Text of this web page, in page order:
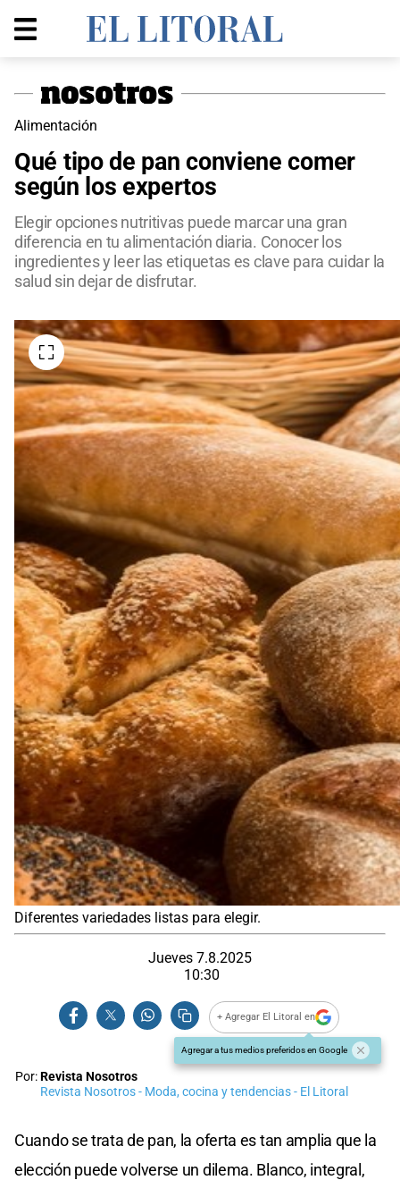
Alimentación
Qué tipo de pan conviene comer
según los expertos
Elegir opciones nutritivas puede marcar una gran
diferencia en tu alimentación diaria. Conocer los
ingredientes y leer las etiquetas es clave para cuidar la
salud sin dejar de disfrutar.
Diferentes variedades listas para elegir.
Jueves 7.8.2025
10:30
+ Agregar El Litoral en
Agregar a tus medios preferidos en Google
Por:Revista Nosotros
Revista Nosotros - Moda, cocina y tendencias - El Litoral
Cuando se trata de pan, la oferta es tan amplia que la
elección puede volverse un dilema. Blanco, integral,